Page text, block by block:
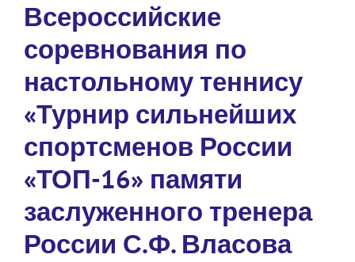
Всероссийские
соревнования по
настольному теннису
«Турнир сильнейших
спортсменов России
«ТОП-16» памяти
заслуженного тренера
России С.Ф. Власова